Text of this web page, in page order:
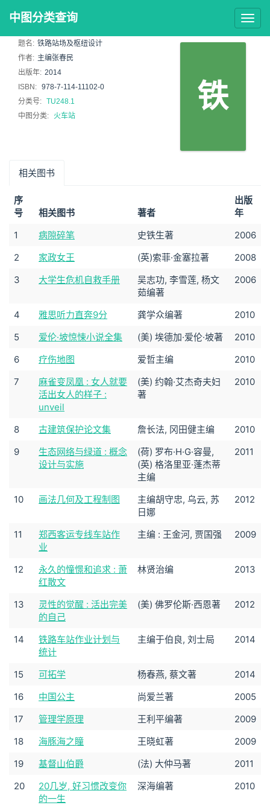
中图分类查询
铁
题名: 铁路站场及枢纽设计
作者: 主编张春民
出版年: 2014
ISBN: 978-7-114-11102-0
分类号: TU248.1
中图分类:
火车站
相关图书
序
号
相关图书 著者
出版
年
1
病隙碎笔 史铁生著
2006
2
家政女王 (英)索菲·金塞拉著
2008
3
大学生危机自救手册
吴志功, 李雪莲, 杨文
茹编著
2006
4 雅思听力直奔9分 龚学众编著
2010
5
爱伦·坡惊悚小说全集 (美) 埃德加·爱伦·坡著
2010
6
疗伤地图 爱哲主编
2010
7
麻雀变凤凰 : 女人就要
活出女人的样子 :
unveil
(美) 约翰·艾杰奇夫妇
著
2010
8 古建筑保护论文集 詹长法, 冈田健主编
2010
9
生态网络与绿道 : 概念
设计与实施
(荷) 罗布·H·G·容曼,
(英) 格洛里亚·蓬杰蒂
主编
2011
10 画法几何及工程制图
主编胡守忠, 乌云, 苏
日娜
2012
11
郑西客运专线车站作
业
主编 : 王金河, 贾国强 2009
12
永久的憧憬和追求 : 萧
红散文
林贤治编 2013
13
灵性的觉醒 : 活出完美
的自己
(美) 佛罗伦斯·西恩著 2012
14
铁路车站作业计划与
统计
主编于伯良, 刘士局 2014
15 可拓学 杨春燕, 蔡文著
2014
16
中国公主 尚爱兰著
2005
17
管理学原理 王利平编著
2009
18
海豚海之瞳 王晓虹著
2009
19
基督山伯爵 (法) 大仲马著
2011
20
20几岁, 好习惯改变你
的一生
深海编著 2010